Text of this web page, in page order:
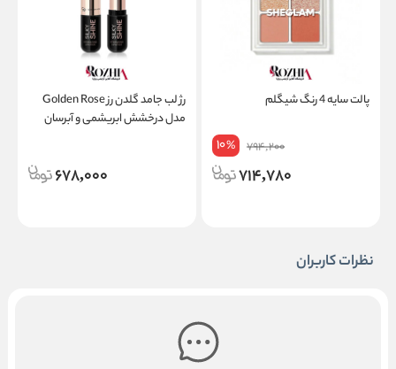
پالت سایه 4 رنگ شیگلم
794,200
10%
714,780
رژ لب جامد گلدن رز Golden Rose
مدل درخشش ابریشمی و آبرسان
678,000
نظرات کاربران